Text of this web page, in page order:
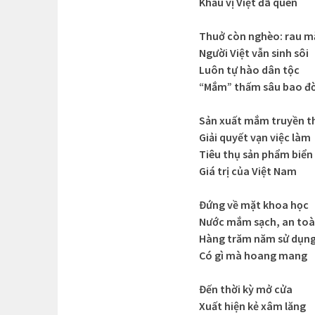
Thuở còn nghèo: rau
Người Việt vẫn sinh sôi
Luôn tự hào dân tộc
“Mắm” thấm sâu bao
Sản xuất mắm truyền
Giải quyết vạn việc làm
Tiêu thụ sản phẩm biển
Giá trị của Việt Nam
Đứng về mặt khoa học
Nước mắm sạch, an
Hàng trăm năm sử
Có gì mà hoang mang
Đến thời kỳ mở cửa
Xuất hiện kẻ xâm lăng